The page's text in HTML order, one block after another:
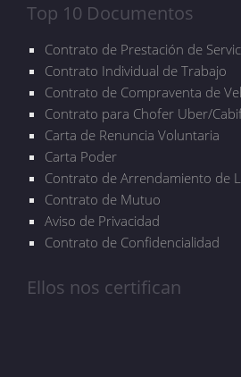
Top 10 Documentos
Contrato de Prestación de
Contrato Individual de Trabajo
Contrato de Compraventa de
Contrato para Chofer Uber/
Carta de Renuncia Voluntaria
Carta Poder
Contrato de Arrendamiento de
Contrato de Mutuo
Aviso de Privacidad
Contrato de Confidencialidad
Ellos nos certifican